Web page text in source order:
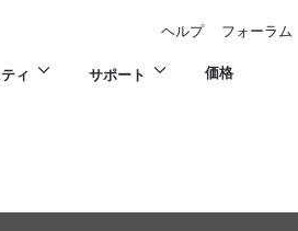
ヘルプ フォーラム
ィ サポート 価格